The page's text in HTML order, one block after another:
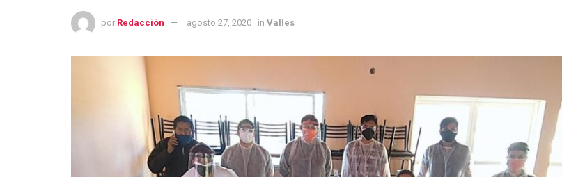
por Redacción agosto 27, 2020 in Valles